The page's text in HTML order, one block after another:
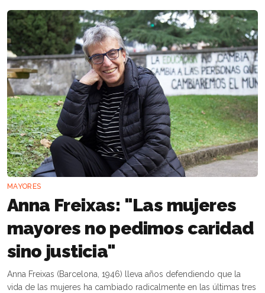
MAYORES
Anna Freixas: "Las mujeres
mayores no pedimos caridad
sino justicia"
Anna Freixas (Barcelona, 1946) lleva años defendiendo que la
vida de las mujeres ha cambiado radicalmente en las últimas tres